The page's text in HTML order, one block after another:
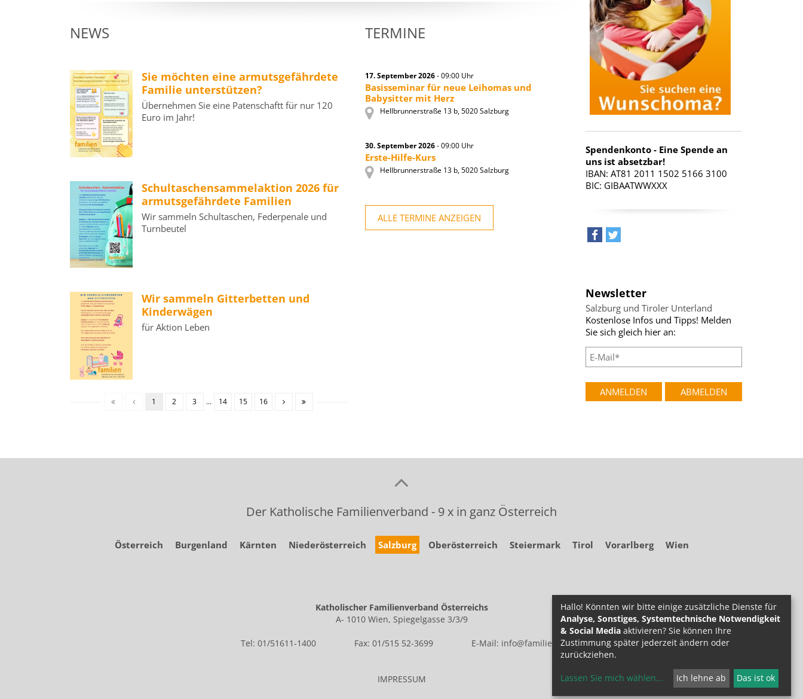
NEWS
Sie möchten eine armutsgefährdete
Familie unterstützen?
Übernehmen Sie eine Patenschaftt für nur 120
Euro im Jahr!
Schultaschensammelaktion 2026 für
armutsgefährdete Familien
Wir sammeln Schultaschen, Federpenale und
Turnbeutel
Wir sammeln Gitterbetten und
Kinderwägen
für Aktion Leben
1 2 3 ... 14 15 16
TERMINE
17. September 2026- 09:00 Uhr
Basisseminar für neue Leihomas und
Babysitter mit Herz
Hellbrunnerstraße 13 b, 5020 Salzburg
30. September 2026- 09:00 Uhr
Erste-Hilfe-Kurs
Hellbrunnerstraße 13 b, 5020 Salzburg
ALLE TERMINE ANZEIGEN
Spendenkonto - Eine Spende an
uns ist absetzbar!
IBAN: AT81 2011 1502 5166 3100
BIC: GIBAATWWXXX
Newsletter
Salzburg und Tiroler Unterland
Kostenlose Infos und Tipps! Melden
Sie sich gleich hier an:
Der Katholische Familienverband - 9 x in ganz Österreich
Österreich Burgenland Kärnten Niederösterreich Salzburg Oberösterreich Steiermark Tirol Vorarlberg Wien
Katholischer Familienverband Österreichs
A- 1010 Wien, Spiegelgasse 3/3/9
Tel: 01/51611-1400 Fax: 01/515 52-3699 E-Mail: info@familie.at
IMPRESSUM
Hallo! Könnten wir bitte einige zusätzliche Dienste für
Analyse, Sonstiges, Systemtechnische Notwendigkeit
& Social Media aktivieren? Sie können Ihre
Zustimmung später jederzeit ändern oder
zurückziehen.
Lassen Sie mich wählen... Ich lehne ab Das ist ok